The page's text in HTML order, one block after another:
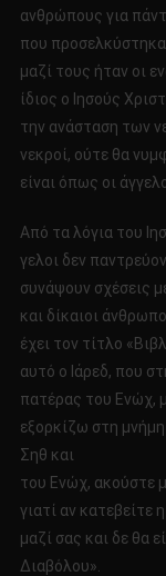
ανθρώπους για
που
μαζί τους ήταν οι
ίδιος ο Ιησούς
την ανάσταση των
νεκροί, ούτε θα
είναι όπως οι
Από τα λόγια του
γελοι δεν
συνάψουν σχέσεις
και δίκαιοι
έχει τον τίτλο
αυτό ο Ιάρεδ, που
πατέρας του Ενώχ,
εξορκίζω στη
Σηθ και
του Ενώχ, ακούστε
γιατί αν κατεβείτε
μαζί σας και δε θα
Διαβόλου».